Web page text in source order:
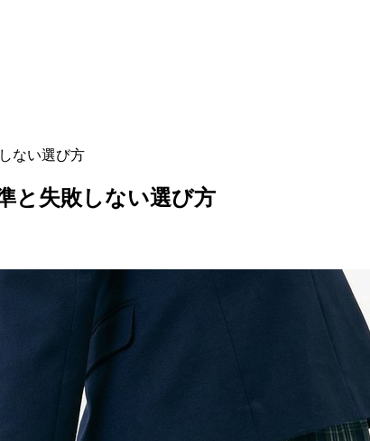
ない選び方
と失敗しない選び方